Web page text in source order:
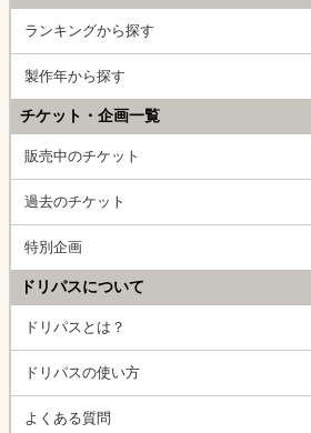
ランキングから探す
製作年から探す
チケット・企画一覧
販売中のチケット
過去のチケット
特別企画
ドリパスについて
ドリパスとは？
ドリパスの使い方
よくある質問